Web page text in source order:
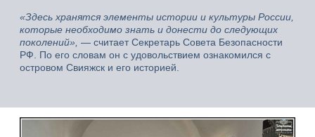
«Здесь хранятся элементы истории и культуры России,
которые необходимо знать и донести до следующих
поколений», — считает Секретарь Совета Безопасности
РФ. По его словам он с удовольствием ознакомился с
островом Свияжск и его историей.